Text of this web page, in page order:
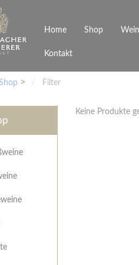
Home Shop
Weißweine
Roséweine
Junges Schwaben
Veranstaltungen
Kontakt
Filter
Keine Produkte